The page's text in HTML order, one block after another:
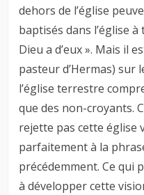
dehors de l’église
baptisés dans l’église
Dieu a d’eux ». Mais il
pasteur d’Hermas) sur
l’église terrestre
que des non-croyants.
rejette pas cette église
parfaitement à la
précédemment. Ce qui
à développer cette